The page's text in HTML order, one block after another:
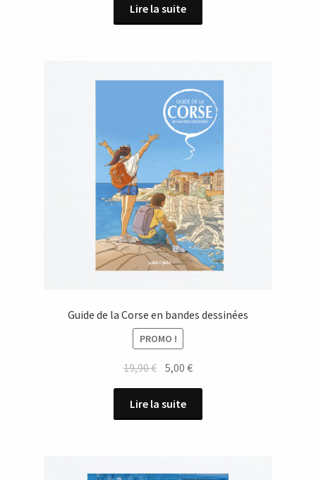
Lire la suite
Guide de la Corse en bandes dessinées
PROMO !
19,90€ Le
initial
était :
5,00€Le
est :
Lire la suite